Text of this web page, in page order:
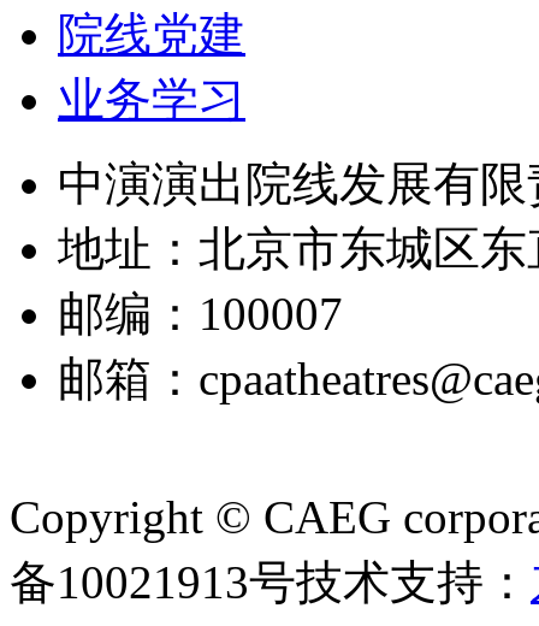
院线党建
业务学习
中演演出院线发展有
地址：北京市东城区
邮编：100007
邮箱：
Copyright © CAEG
备10021913号技术支持：